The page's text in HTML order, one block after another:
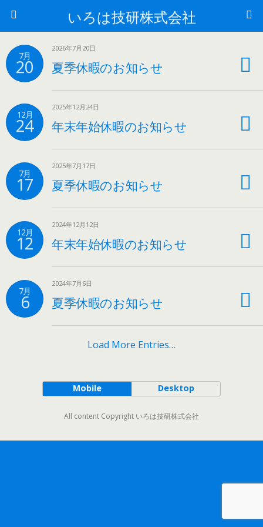
いろは技研株式会社
7月
20
2026年7月20日
夏季休暇のお知らせ
12月
24
2025年12月24日
年末年始休暇のお知らせ
7月
17
2025年7月17日
夏季休暇のお知らせ
12月
12
2024年12月12日
年末年始休暇のお知らせ
7月
6
2024年7月6日
夏季休暇のお知らせ
Load More Entries…
Mobile Desktop
All content Copyright いろは技研株式会社